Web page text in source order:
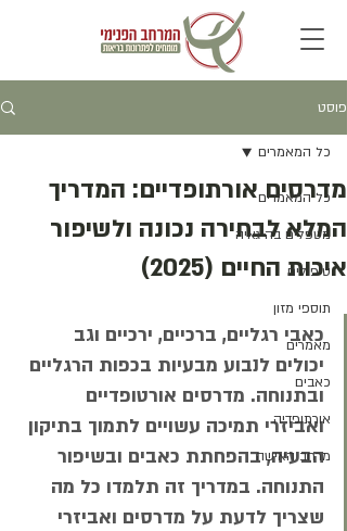
פוסט
כל המאמרים
מטפלים בהיגאיה
טיפולים
תוספי מזון
מאמרים
כאבים
אורתופדיה
מרחב האישה
כל המאמרים
מדרסים אורתופדיים: המדריך
המלא לבחירה נכונה ולשיפור
איכות החיים (2025)
כאבי רגליים, ברכיים, ירכיים וגב
יכולים לנבוע מבעיות בכפות הרגליים
ובתנוחה. מדרסים אורטופדיים
ואביזרי תמיכה עשויים לתמוך בתיקון
הבעיה, בהפחתת כאבים ובשיפור
התנוחה. במדריך זה תלמדו כל מה
שצריך לדעת על מדרסים ואביזרי